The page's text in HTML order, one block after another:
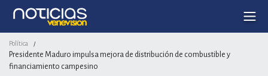
Política /
Presidente Maduro impulsa mejora de distribución de combustible y
financiamiento campesino